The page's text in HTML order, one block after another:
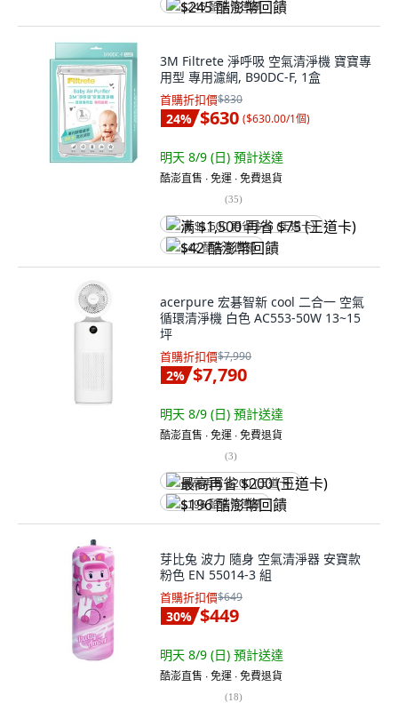
$245 酷澎幣回饋
3M Filtrete 淨呼吸 空氣清淨機 寶寶專
用型 專用濾網, B90DC-F, 1盒
首購折扣價$830
24% $630 ($630.00/1個)
明天 8/9 (日) 預計送達
酷澎直售 ∙ 免運 ∙ 免費退貨
(35)
满 $1,500 再省 $75 (王道卡)
$42 酷澎幣回饋
acerpure 宏碁智新 cool 二合一 空氣
循環清淨機 白色 AC553-50W 13~15
坪
首購折扣價$7,990
2% $7,790
明天 8/9 (日) 預計送達
酷澎直售 ∙ 免運 ∙ 免費退貨
(3)
最高再省 $200 (王道卡)
$196 酷澎幣回饋
芽比兔 波力 隨身 空氣清淨器 安寶款
粉色 EN 55014-3 組
首購折扣價$649
30% $449
明天 8/9 (日) 預計送達
酷澎直售 ∙ 免運 ∙ 免費退貨
(18)